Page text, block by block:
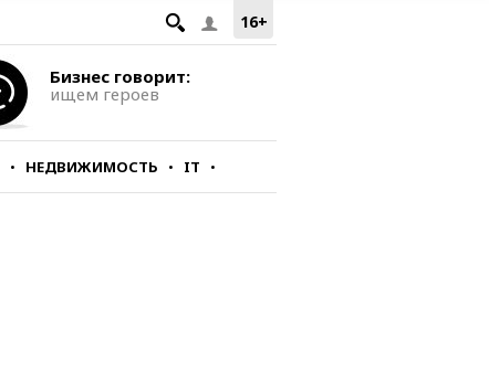
16+
Бизнес говорит:
ищем героев
НЕДВИЖИМОСТЬ IT